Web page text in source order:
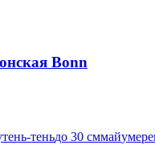
Bonn
теньдо 30 сммай